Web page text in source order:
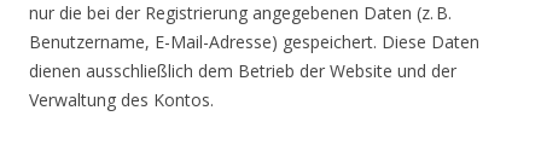
nur die bei der Registrierung angegebenen Daten (z. B.
Benutzername, E-Mail-Adresse) gespeichert. Diese Daten
dienen ausschließlich dem Betrieb der Website und der
Verwaltung des Kontos.